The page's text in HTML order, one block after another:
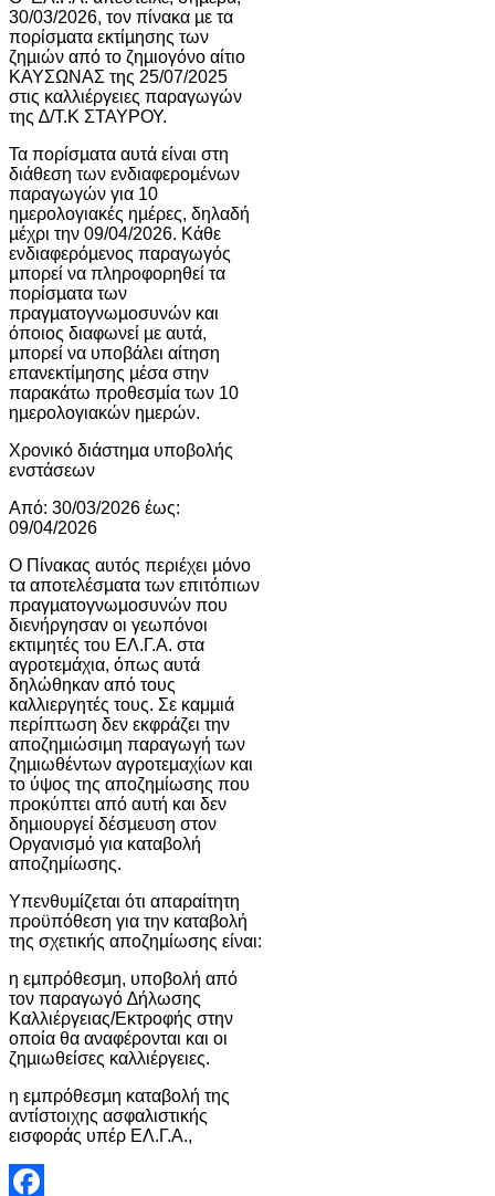
30/03/2026, τον πίνακα µε τα
πορίσµατα εκτίµησης των
ζηµιών από το ζηµιογόνο αίτιο
ΚΑΥΣΩΝΑΣ της 25/07/2025
στις καλλιέργειες παραγωγών
της ∆/Τ.Κ ΣΤΑΥΡΟΥ.
Τα πορίσµατα αυτά είναι στη
διάθεση των ενδιαφεροµένων
παραγωγών για 10
ηµερολογιακές ηµέρες, δηλαδή
µέχρι την 09/04/2026. Κάθε
ενδιαφερόµενος παραγωγός
µπορεί να πληροφορηθεί τα
πορίσµατα των
πραγµατογνωµοσυνών και
όποιος διαφωνεί µε αυτά,
µπορεί να υποβάλει αίτηση
επανεκτίµησης µέσα στην
παρακάτω προθεσµία των 10
ηµερολογιακών ηµερών.
Χρονικό διάστηµα υποβολής
ενστάσεων
Από: 30/03/2026 έως:
09/04/2026
Ο Πίνακας αυτός περιέχει µόνο
τα αποτελέσµατα των επιτόπιων
πραγµατογνωµοσυνών που
διενήργησαν οι γεωπόνοι
εκτιμητές του ΕΛ.Γ.Α. στα
αγροτεμάχια, όπως αυτά
δηλώθηκαν από τους
καλλιεργητές τους. Σε καμµιά
περίπτωση δεν εκφράζει την
αποζηµιώσιµη παραγωγή των
ζηµιωθέντων αγροτεµαχίων και
το ύψος της αποζηµίωσης που
προκύπτει από αυτή και δεν
δηµιουργεί δέσµευση στον
Οργανισμό για καταβολή
αποζημίωσης.
Υπενθυµίζεται ότι απαραίτητη
προϋπόθεση για την καταβολή
της σχετικής αποζηµίωσης είναι:
η εµπρόθεσµη, υποβολή από
τον παραγωγό ∆ήλωσης
Καλλιέργειας/Εκτροφής στην
οποία θα αναφέρονται και οι
ζηµιωθείσες καλλιέργειες.
η εµπρόθεσµη καταβολή της
αντίστοιχης ασφαλιστικής
εισφοράς υπέρ ΕΛ.Γ.Α.,